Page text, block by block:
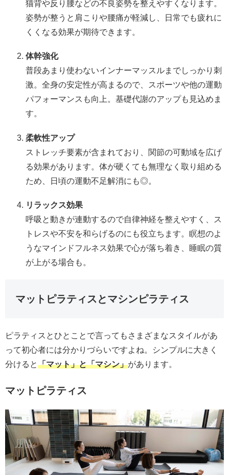
猫背や反り腰などの不良姿勢を整えやすくなります。
姿勢が整うと肩こりや腰痛が軽減し、日常でも疲れに
くくなる効果が期待できます。
体幹強化
普段あまり使わないインナーマッスルまでしっかり刺
激。全身の安定性が高まるので、スポーツや他の運動
パフォーマンスも向上。基礎代謝のアップも見込めま
す。
柔軟性アップ
ストレッチ要素が含まれており、関節の可動域を広げ
る効果があります。体が硬くても無理なく取り組める
ため、日頃の運動不足解消にも◎。
リラックス効果
呼吸と動きが連動するので自律神経を整えやすく、ス
トレスや不安を和らげるのにも役立ちます。瞑想のよ
うなマインドフルネス効果で心が落ち着き、睡眠の質
が上がる場合も。
マットピラティスとマシンピラティス
ピラティスとひとことで言ってもさまざまなスタイルがあ
って初心者には分かりづらいですよね。シンプルに大きく
分けると「マット」と「マシン」があります。
マットピラティス